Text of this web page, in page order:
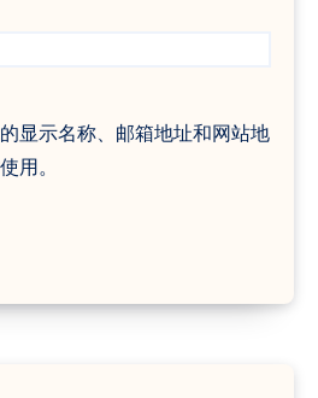
显示名称、邮箱地址和网站地
用。